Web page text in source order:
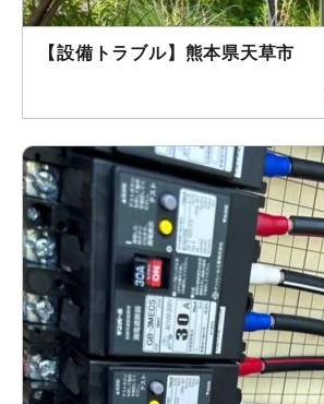
【設備トラブル】熊本県天草市